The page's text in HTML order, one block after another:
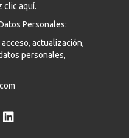
clicaquí.
Personales:
actualización,
personales,